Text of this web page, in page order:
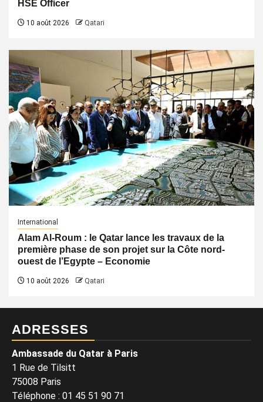
HSE Officer
10 août 2026 Qatari
International
Alam Al-Roum : le Qatar lance les travaux de la
première phase de son projet sur la Côte nord-
ouest de l’Egypte – Economie
10 août 2026 Qatari
ADRESSES
Ambassade du Qatar à Paris
1 Rue de Tilsitt
75008 Paris
Téléphone : 01 45 51 90 71